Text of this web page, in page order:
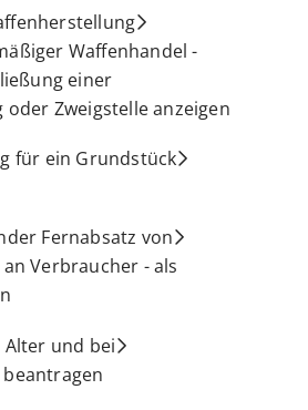
Waffenhandel -
einer
oder Zweigstelle anzeigen
für ein Grundstück
Fernabsatz von
Verbraucher - als
und bei